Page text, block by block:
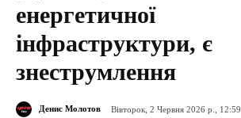
енергетичної
інфраструктури, є
знеструмлення
Денис Молотов Вівторок, 2 Червня 2026 р., 12:59